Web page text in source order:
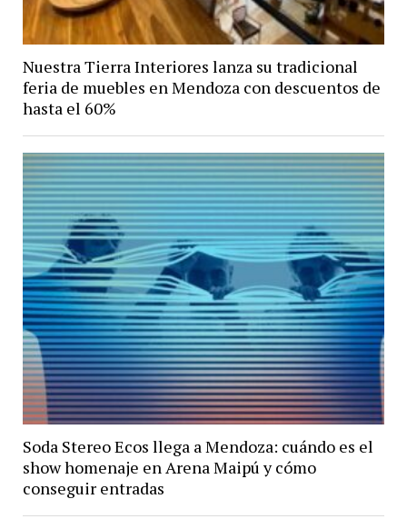
Nuestra Tierra Interiores lanza su tradicional
feria de muebles en Mendoza con descuentos de
hasta el 60%
Soda Stereo Ecos llega a Mendoza: cuándo es el
show homenaje en Arena Maipú y cómo
conseguir entradas